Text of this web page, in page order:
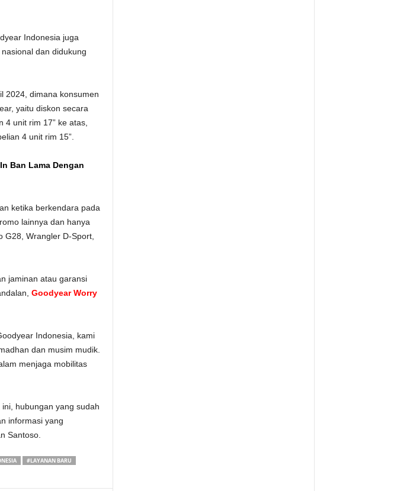
Indonesia juga
dan didukung
2024, dimana konsumen
yaitu diskon secara
unit rim 17” ke atas,
4 unit rim 15”.
Ban Lama Dengan
ketika berkendara pada
lainnya dan hanya
G28, Wrangler D-Sport,
jaminan atau garansi
Goodyear Worry
Indonesia, kami
dan musim mudik.
menjaga mobilitas
hubungan yang sudah
informasi yang
Santoso.
#LAYANAN BARU